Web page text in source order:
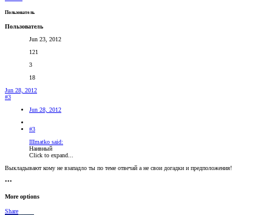
Пользователь
Пользователь
Jun 23, 2012
121
3
18
Jun 28, 2012
#3
Jun 28, 2012
#3
IIImatko said:
Наивный
Click to expand...
Выкладывают кому не взападло ты по теме отвечай а не свои догадки и предположения!
•••
More options
Share